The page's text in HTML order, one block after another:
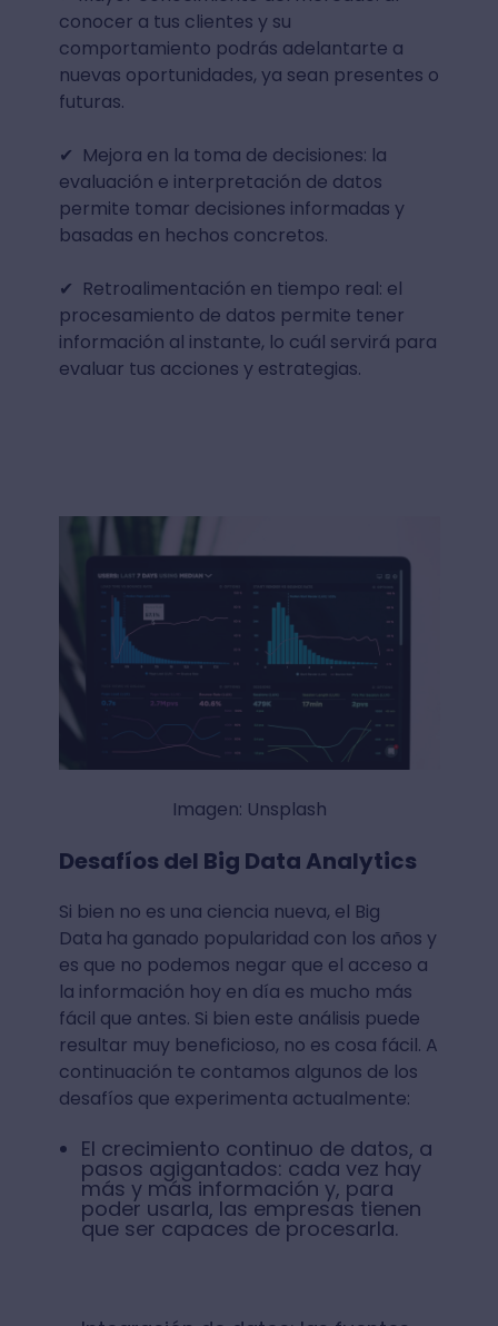
conocer a tus clientes y su
comportamiento podrás adelantarte a
nuevas oportunidades, ya sean presentes o
futuras.
✔ ️ Mejora en la toma de decisiones: la
evaluación e interpretación de datos
permite tomar decisiones informadas y
basadas en hechos concretos.
✔ ️ Retroalimentación en tiempo real: el
procesamiento de datos permite tener
información al instante, lo cuál servirá para
evaluar tus acciones y estrategias.
Imagen: Unsplash
Desafíos del Big Data Analytics
Si bien no es una ciencia nueva, el Big
Data ha ganado popularidad con los años y
es que no podemos negar que el acceso a
la información hoy en día es mucho más
fácil que antes. Si bien este análisis puede
resultar muy beneficioso, no es cosa fácil. A
continuación te contamos algunos de los
desafíos que experimenta actualmente:
El crecimiento continuo de datos, a
pasos agigantados: cada vez hay
más y más información y, para
poder usarla, las empresas tienen
que ser capaces de procesarla.